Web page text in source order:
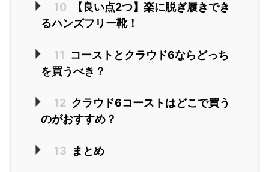
10
【良い点2つ】楽に脱ぎ履きでき
るハンズフリー靴！
11
コーストとクラウド6ならどっち
を買うべき？
12 クラウド6コーストはどこで買う
のがおすすめ？
13 まとめ